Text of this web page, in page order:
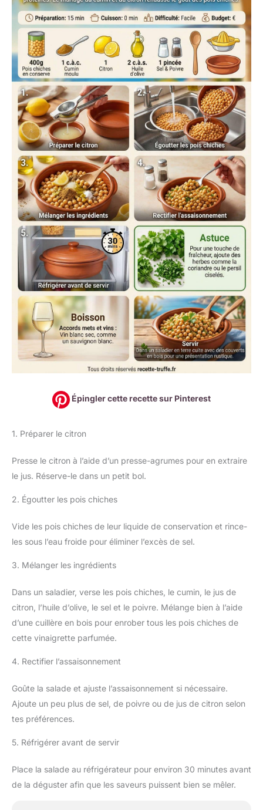
Épingler cette recette sur Pinterest
1. Préparer le citron
Presse le citron à l’aide d’un presse-agrumes pour en extraire
le jus. Réserve-le dans un petit bol.
2. Égoutter les pois chiches
Vide les pois chiches de leur liquide de conservation et rince-
les sous l’eau froide pour éliminer l’excès de sel.
3. Mélanger les ingrédients
Dans un saladier, verse les pois chiches, le cumin, le jus de
citron, l’huile d’olive, le sel et le poivre. Mélange bien à l’aide
d’une cuillère en bois pour enrober tous les pois chiches de
cette vinaigrette parfumée.
4. Rectifier l’assaisonnement
Goûte la salade et ajuste l’assaisonnement si nécessaire.
Ajoute un peu plus de sel, de poivre ou de jus de citron selon
tes préférences.
5. Réfrigérer avant de servir
Place la salade au réfrigérateur pour environ 30 minutes avant
de la déguster afin que les saveurs puissent bien se mêler.